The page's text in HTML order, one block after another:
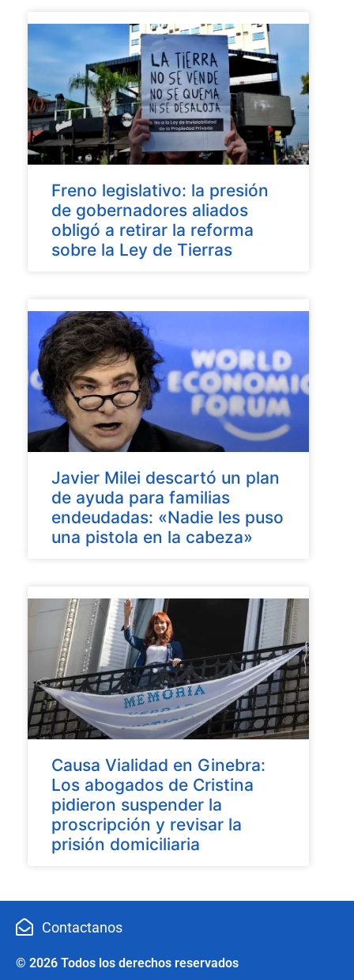
Freno legislativo: la presión
de gobernadores aliados
obligó a retirar la reforma
sobre la Ley de Tierras
Javier Milei descartó un plan
de ayuda para familias
endeudadas: «Nadie les puso
una pistola en la cabeza»
Causa Vialidad en Ginebra:
Los abogados de Cristina
pidieron suspender la
proscripción y revisar la
prisión domiciliaria
Contactanos
© 2026 Todos los derechos reservados